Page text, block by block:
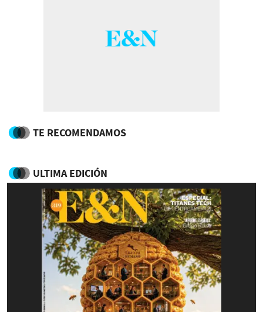
TE RECOMENDAMOS
ULTIMA EDICIÓN